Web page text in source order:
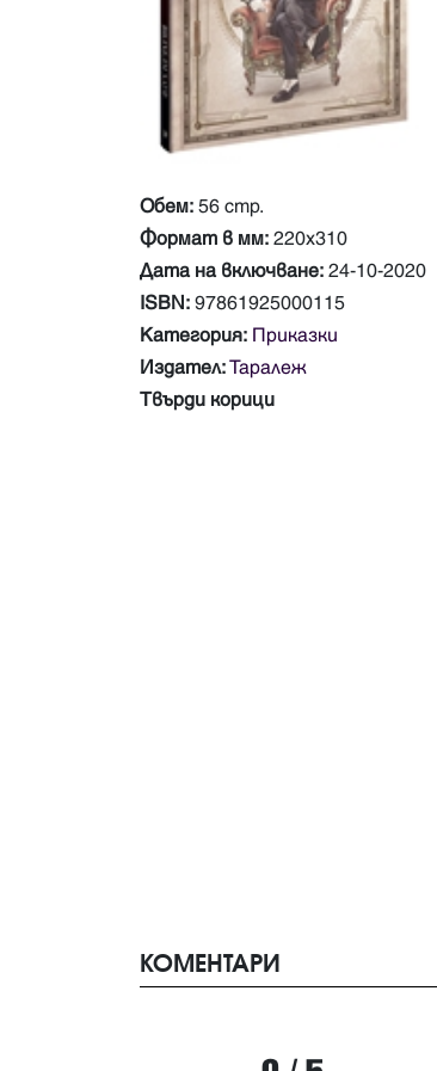
Обем: 56 стр.
Формат в мм: 220х310
Дата на включване: 24-10-2020
ISBN: 97861925000115
Категория: Приказки
Издател:Таралеж
Твърди корици
КОМЕНТАРИ